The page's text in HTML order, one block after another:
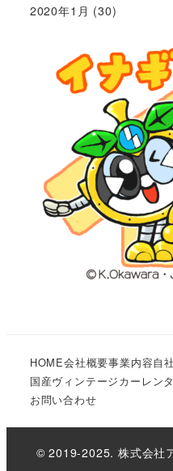
2020年1月 (30)
HOME会社概要事業内容自
国産ヴィンテージカーレン
お問い合わせ
© 2019-2025. 株式会社